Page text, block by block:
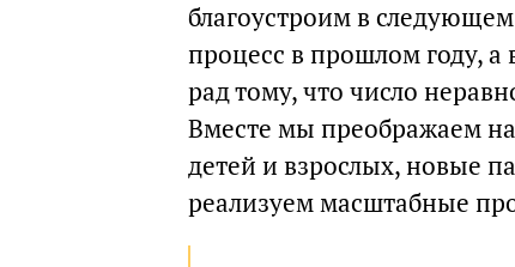
благоустроим в
процесс в прошлом году, а
рад тому, что число
Вместе мы преображаем
детей и взрослых, новые
реализуем масштабные